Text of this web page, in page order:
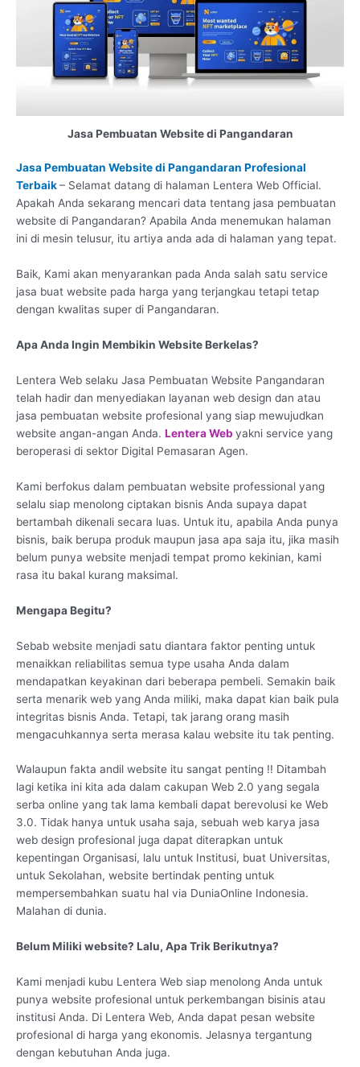
Jasa Pembuatan Website di Pangandaran
Jasa Pembuatan Website di Pangandaran Profesional
Terbaik– Selamat datang di halaman Lentera Web Official.
Apakah Anda sekarang mencari data tentang jasa pembuatan
website di Pangandaran? Apabila Anda menemukan halaman
ini di mesin telusur, itu artiya anda ada di halaman yang tepat.
Baik, Kami akan menyarankan pada Anda salah satu service
jasa buat website pada harga yang terjangkau tetapi tetap
dengan kwalitas super di Pangandaran.
Apa Anda Ingin Membikin Website Berkelas?
Lentera Web selaku Jasa Pembuatan Website Pangandaran
telah hadir dan menyediakan layanan web design dan atau
jasa pembuatan website profesional yang siap mewujudkan
website angan-angan Anda. Lentera Web yakni service yang
beroperasi di sektor Digital Pemasaran Agen.
Kami berfokus dalam pembuatan website professional yang
selalu siap menolong ciptakan bisnis Anda supaya dapat
bertambah dikenali secara luas. Untuk itu, apabila Anda punya
bisnis, baik berupa produk maupun jasa apa saja itu, jika masih
belum punya website menjadi tempat promo kekinian, kami
rasa itu bakal kurang maksimal.
Mengapa Begitu?
Sebab website menjadi satu diantara faktor penting untuk
menaikkan reliabilitas semua type usaha Anda dalam
mendapatkan keyakinan dari beberapa pembeli. Semakin baik
serta menarik web yang Anda miliki, maka dapat kian baik pula
integritas bisnis Anda. Tetapi, tak jarang orang masih
mengacuhkannya serta merasa kalau website itu tak penting.
Walaupun fakta andil website itu sangat penting !! Ditambah
lagi ketika ini kita ada dalam cakupan Web 2.0 yang segala
serba online yang tak lama kembali dapat berevolusi ke Web
3.0. Tidak hanya untuk usaha saja, sebuah web karya jasa
web design profesional juga dapat diterapkan untuk
kepentingan Organisasi, lalu untuk Institusi, buat Universitas,
untuk Sekolahan, website bertindak penting untuk
mempersembahkan suatu hal via DuniaOnline Indonesia.
Malahan di dunia.
Belum Miliki website? Lalu, Apa Trik Berikutnya?
Kami menjadi kubu Lentera Web siap menolong Anda untuk
punya website profesional untuk perkembangan bisinis atau
institusi Anda. Di Lentera Web, Anda dapat pesan website
profesional di harga yang ekonomis. Jelasnya tergantung
dengan kebutuhan Anda juga.